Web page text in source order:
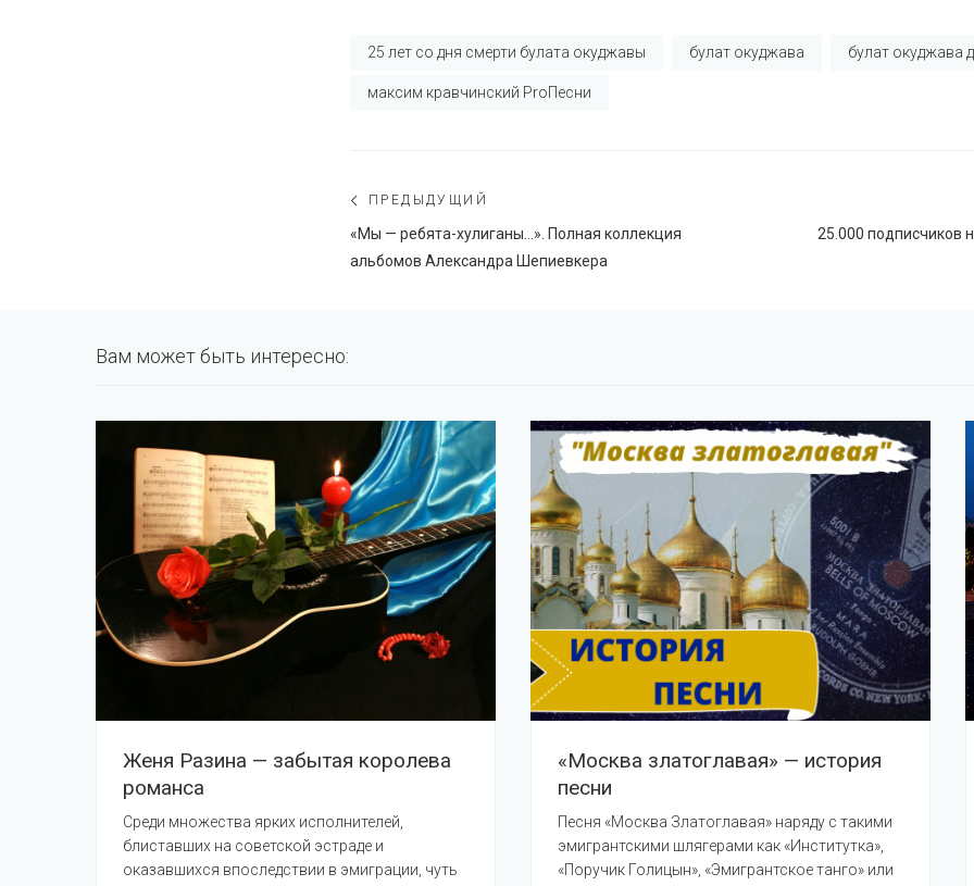
25 лет со дня смерти булата окуджавы булат окуджава булат окуджава
максим кравчинский ProПесни
Навигация
по
записям
ПРЕДЫДУЩИЙ
Предыдущий
пост:
«Мы — ребята-хулиганы…». Полная коллекция
альбомов Александра Шепиевкера
25.000 подписчиков
Вам может быть интересно:
Женя Разина — забытая королева
романса
Среди множества ярких исполнителей,
блиставших на советской эстраде и
оказавшихся впоследствии в эмиграции, чуть
«Москва златоглавая» — история
песни
Песня «Москва Златоглавая» наряду с такими
эмигрантскими шлягерами как «Институтка»,
«Поручик Голицын», «Эмигрантское танго» или